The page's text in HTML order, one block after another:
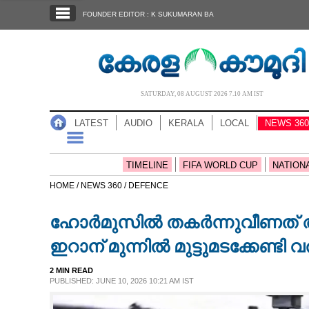
NOTIFIED NEWS
NEWS 360
CASE DIARY
FOUNDER EDITOR : K SUKUMARAN BA
SATURDAY, 08 AUGUST 2026 7.10 AM IST
LATEST AUDIO KERALA LOCAL NEWS 360
TIMELINE FIFA WORLD CUP
HOME / NEWS 360 / DEFENCE
ഹോർമുസിൽ തകർന്നുവീണത്
ഇറാന് മുന്നിൽ മുട്ടുമടക്കേണ്ടി
2 MIN READ
PUBLISHED: JUNE 10, 2026 10:21 AM IST